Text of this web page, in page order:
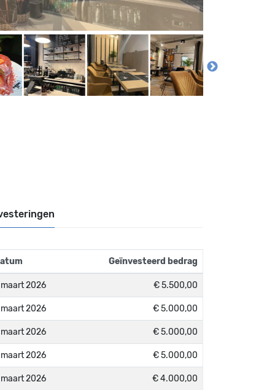
Geïnvesteerd bedrag
2026 € 5.500,00
2026 € 5.000,00
2026 € 5.000,00
2026 € 5.000,00
2026 € 4.000,00